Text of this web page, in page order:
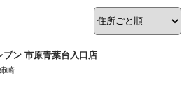
ブン 市原青葉台入口店
崎